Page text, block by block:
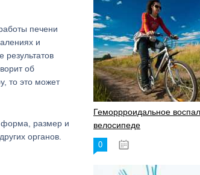
печени
и
результатов
об
то это может
форма, размер и
органов.
Геморрроидальное
велосипеде
0